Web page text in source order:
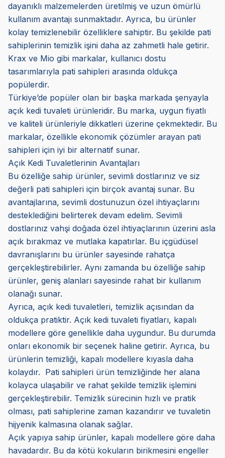
dayanıklı malzemelerden üretilmiş ve uzun ömürlü
kullanım avantajı sunmaktadır. Ayrıca, bu ürünler
kolay temizlenebilir özelliklere sahiptir. Bu şekilde pati
sahiplerinin temizlik işini daha az zahmetli hale getirir.
Krax ve Mio gibi markalar, kullanıcı dostu
tasarımlarıyla pati sahipleri arasında oldukça
popülerdir.
Türkiye’de popüler olan bir başka markada şenyayla
açık kedi tuvaleti ürünleridir. Bu marka, uygun fiyatlı
ve kaliteli ürünleriyle dikkatleri üzerine çekmektedir. Bu
markalar, özellikle ekonomik çözümler arayan pati
sahipleri için iyi bir alternatif sunar.
Açık Kedi Tuvaletlerinin Avantajları
Bu özelliğe sahip ürünler, sevimli dostlarınız ve siz
değerli pati sahipleri için birçok avantaj sunar. Bu
avantajlarına, sevimli dostunuzun özel ihtiyaçlarını
desteklediğini belirterek devam edelim. Sevimli
dostlarınız vahşi doğada özel ihtiyaçlarının üzerini asla
açık bırakmaz ve mutlaka kapatırlar. Bu içgüdüsel
davranışlarını bu ürünler sayesinde rahatça
gerçekleştirebilirler. Aynı zamanda bu özelliğe sahip
ürünler, geniş alanları sayesinde rahat bir kullanım
olanağı sunar.
Ayrıca, açık kedi tuvaletleri, temizlik açısından da
oldukça pratiktir. Açık kedi tuvaleti fiyatları, kapalı
modellere göre genellikle daha uygundur. Bu durumda
onları ekonomik bir seçenek haline getirir. Ayrıca, bu
ürünlerin temizliği, kapalı modellere kıyasla daha
kolaydır. Pati sahipleri ürün temizliğinde her alana
kolayca ulaşabilir ve rahat şekilde temizlik işlemini
gerçekleştirebilir. Temizlik sürecinin hızlı ve pratik
olması, pati sahiplerine zaman kazandırır ve tuvaletin
hijyenik kalmasına olanak sağlar.
Açık yapıya sahip ürünler, kapalı modellere göre daha
havadardır. Bu da kötü kokuların birikmesini engeller